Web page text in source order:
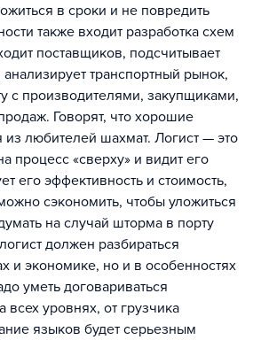
в сроки и не повредить
также входит разработка схем
поставщиков, подсчитывает
анализирует транспортный рынок,
с производителями, закупщиками,
Говорят, что хорошие
из любителей шахмат. Логист — это
процесс «сверху» и видит его
его эффективность и стоимость,
сэкономить, чтобы уложиться
на случай шторма в порту
должен разбираться
и экономике, но и в особенностях
уметь договариваться
уровнях, от грузчика
языков будет серьезным